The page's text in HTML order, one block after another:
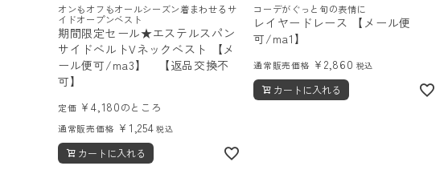
オンもオフもオールシーズン着まわせるサ
イドオープンベスト
期間限定セール★エステルスパン
サイドベルトVネックベスト 【メ
ール便可/ma3】 【返品交換不
可】
定価 ¥4,180のところ
通常販売価格 ¥ 1,254 税込
カートに入れる
コーデがぐっと旬の表情に
レイヤードレース 【メール便
可/ma1】
通常販売価格 ¥2,860 税込
カートに入れる